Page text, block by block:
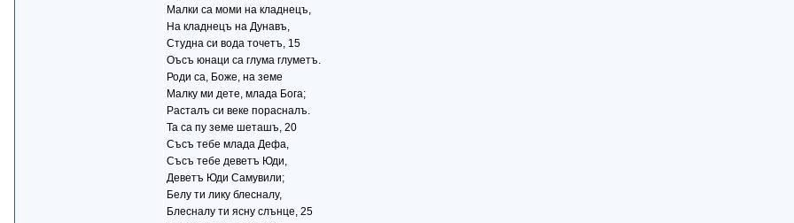
Малки са моми на кладнецъ,
На кладнецъ на Дунавъ,
Студна си вода точетъ, 15
Оъсъ юнаци са глума глуметъ.
Роди са, Боже, на земе
Малку ми дете, млада Бога;
Расталъ си веке порасналъ.
Та са пу земе шеташъ, 20
Съсъ тебе млада Дефа,
Съсъ тебе деветъ Юди,
Деветъ Юди Самувили;
Белу ти лику блесналу,
Блесналу ти ясну слънце, 25